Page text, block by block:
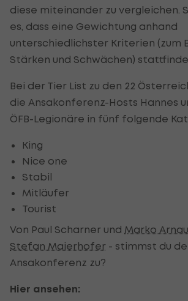
diese miteinander zu vergleichen.
es, dass eine Gewichtung anhand
unterschiedlichster Kriterien (zum
Stärken und Schwächen)
Bei der Tier List zu den 22
die Ansakonferenz-Hosts Hannes
ÖFB-Legionäre in fünf folgende
King
Nice one
Stabil
Mitläufer
Tourist
Von Paul Scharner und Marko
Stefan Maierhofer - stimmst du
Ansakonferenz zu?
Hier ansehen: